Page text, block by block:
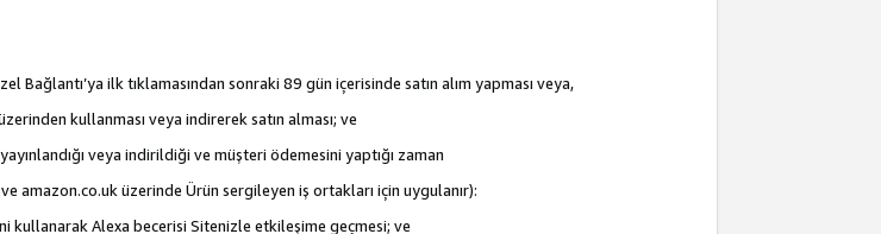
Bağlantı’ya ilk tıklamasından sonraki 89 gün içerisinde satın alım yapması veya,
kullanması veya indirerek satın alması; ve
veya indirildiği ve müşteri ödemesini yaptığı zaman
amazon.co.uk üzerinde Ürün sergileyen iş ortakları için uygulanır):
kullanarak Alexa becerisi Sitenizle etkileşime geçmesi; ve